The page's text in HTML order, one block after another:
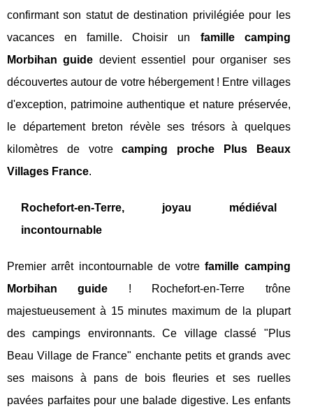
confirmant son statut de destination privilégiée pour les
vacances en famille. Choisir un famille camping
Morbihan guide devient essentiel pour organiser ses
découvertes autour de votre hébergement ! Entre villages
d'exception, patrimoine authentique et nature préservée,
le département breton révèle ses trésors à quelques
kilomètres de votrecamping proche Plus Beaux
Villages France.
Rochefort-en-Terre, joyau médiéval
incontournable
Premier arrêt incontournable de votrefamille camping
Morbihan guide ! Rochefort-en-Terre trône
majestueusement à 15 minutes maximum de la plupart
des campings environnants. Ce village classé "Plus
Beau Village de France" enchante petits et grands avec
ses maisons à pans de bois fleuries et ses ruelles
pavées parfaites pour une balade digestive. Les enfants